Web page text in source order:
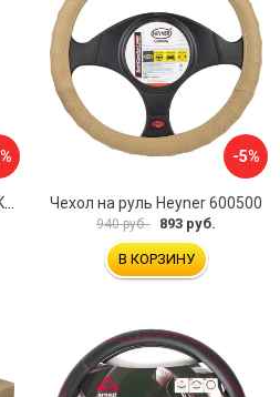
-5%
Чехол на руль Heyner 600500
940 руб. 893 руб.
В КОРЗИНУ